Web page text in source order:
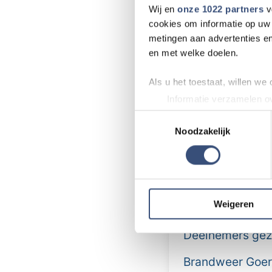
Wij en onze 1022 partners
cookies om informatie op
metingen aan advertenties
en met welke doelen.
Als u het toestaat, willen we
Informatie verzamelen
Uw apparaat
Lees meer over hoe uw
toestemming op elk
websiteverkeer te
media, adverteren en
verstrekt of die ze hebben
Noodzakelijk
Weigeren
kwetsbaar.
van
onze delta veilig
Middelharnis.
via de website
Meer
Een
Deelnemers
Brandweer